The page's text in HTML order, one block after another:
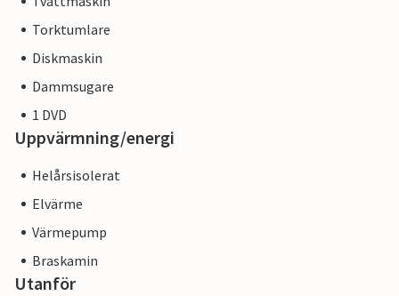
Torktumlare
Diskmaskin
Dammsugare
1 DVD
Uppvärmning/energi
Helårsisolerat
Elvärme
Värmepump
Braskamin
Utanför